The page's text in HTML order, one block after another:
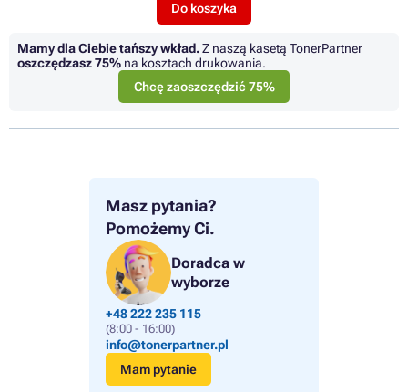
Masz pytania?
Pomożemy Ci.
Doradca w
wyborze
+48 222 235 115
(8:00 - 16:00)
info@tonerpartner.pl
Mam pytanie
Do koszyka
Mamy dla Ciebie tańszy wkład.Z naszą kasetą TonerPartner
oszczędzasz75% na kosztach drukowania.
Chcę zaoszczędzić 75%